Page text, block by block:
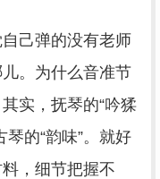
己弹的没有老师
。为什么音准节
实，抚琴的“吟猱
的“韵味”。就好
，细节把握不